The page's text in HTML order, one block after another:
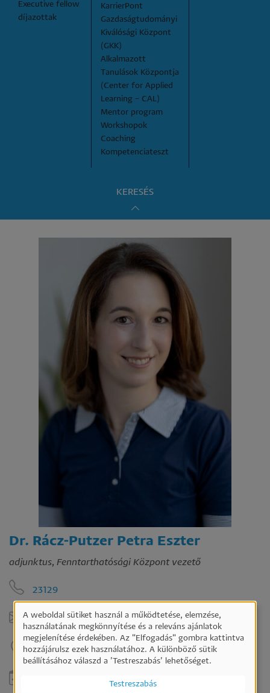
Executive fellow
díjazottak
KarrierPont
Gazdaságtudományi
Kiválósági Központ
(GKK)
Alkalmazott
Tanulások Központja
(Center for Applied
Learning – CAL)
Mentor program
Workshopok
Coaching
Kompetenciateszt
KERESÉS
Dr. Rácz-Putzer Petra Eszter
adjunktus, Fenntarthatósági Központ vezető
23129
putzerp@ktk.pte.hu
B 226
Emailben történő előzetes egyeztetés alapján
Személyes
adatok
és
A weboldal sütiket használ a működtetése, elemzése,
használatának megkönnyítése és a releváns ajánlatok
megjelenítése érdekében. Az "Elfogadás" gombra kattintva
hozzájárulsz ezek használatához. A különböző sütik
beállításához válaszd a ’Testreszabás’ lehetőséget.
Testreszabás